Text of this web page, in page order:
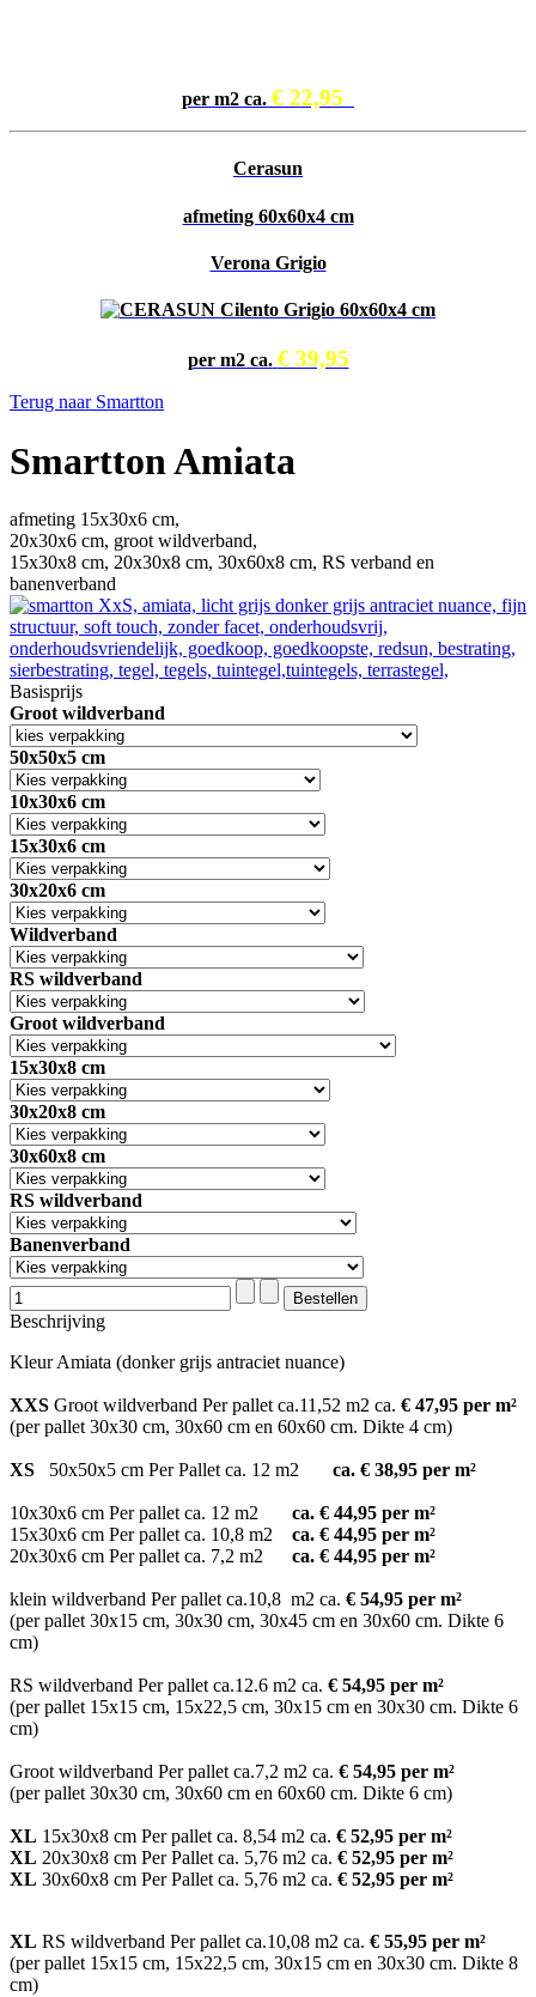
per m2 ca. € 22,95
Cerasun
afmeting 60x60x4 cm
Verona Grigio
per m2 ca. € 39,95
Terug naar Smartton
Smartton Amiata
afmeting 15x30x6 cm,
20x30x6 cm, groot wildverband,
15x30x8 cm, 20x30x8 cm, 30x60x8 cm, RS verband en
banenverband
Basisprijs
Groot wildverband
50x50x5 cm
10x30x6 cm
15x30x6 cm
30x20x6 cm
Wildverband
RS wildverband
Groot wildverband
15x30x8 cm
30x20x8 cm
30x60x8 cm
RS wildverband
Banenverband
Beschrijving
Kleur Amiata (donker grijs antraciet nuance)
XXS Groot wildverband Per pallet ca.11,52 m2 ca. € 47,95 per m²
(per pallet 30x30 cm, 30x60 cm en 60x60 cm. Dikte 4 cm)
XS 50x50x5 cm Per Pallet ca. 12 m2 ca. € 38,95 per m²
10x30x6 cm Per pallet ca. 12 m2 ca. € 44,95 per m²
15x30x6 cm Per pallet ca. 10,8 m2 ca. € 44,95 per m²
20x30x6 cm Per pallet ca. 7,2 m2 ca. € 44,95 per m²
klein wildverband Per pallet ca.10,8 m2 ca. € 54,95 per m²
(per pallet 30x15 cm, 30x30 cm, 30x45 cm en 30x60 cm. Dikte 6
cm)
RS wildverband Per pallet ca.12.6 m2 ca. € 54,95 per m²
(per pallet 15x15 cm, 15x22,5 cm, 30x15 cm en 30x30 cm. Dikte 6
cm)
Groot wildverband Per pallet ca.7,2 m2 ca. € 54,95 per m²
(per pallet 30x30 cm, 30x60 cm en 60x60 cm. Dikte 6 cm)
XL 15x30x8 cm Per pallet ca. 8,54 m2 ca. € 52,95 per m²
XL 20x30x8 cm Per Pallet ca. 5,76 m2 ca. € 52,95 per m²
XL 30x60x8 cm Per Pallet ca. 5,76 m2 ca. € 52,95 per m²
XL RS wildverband Per pallet ca.10,08 m2 ca. € 55,95 per m²
(per pallet 15x15 cm, 15x22,5 cm, 30x15 cm en 30x30 cm. Dikte 8
cm)